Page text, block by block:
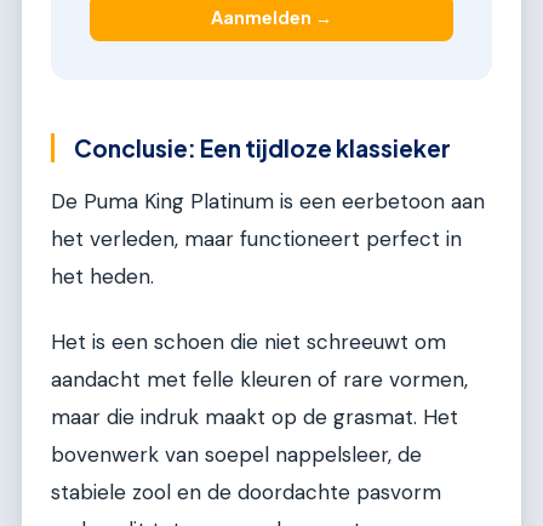
Aanmelden →
Conclusie: Een tijdloze klassieker
De Puma King Platinum is een eerbetoon aan
het verleden, maar functioneert perfect in
het heden.
Het is een schoen die niet schreeuwt om
aandacht met felle kleuren of rare vormen,
maar die indruk maakt op de grasmat. Het
bovenwerk van soepel nappelsleer, de
stabiele zool en de doordachte pasvorm